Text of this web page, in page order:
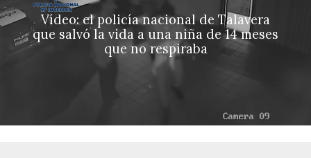
Vídeo: el policía nacional de Talavera
que salvó la vida a una niña de 14 meses
que no respiraba